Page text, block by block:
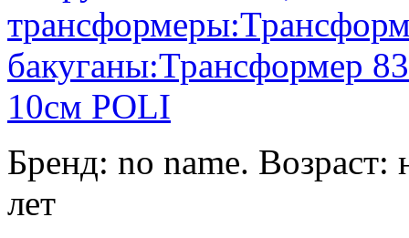
Бренд: no name. Возраст:
лет